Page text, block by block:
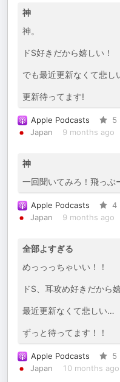
神
神。
ドS好きだから嬉しい！
でも最近更新なくて
更新待ってます!
Apple Podcasts 5
Japan
9 months ago
神
一回聞いてみろ！飛っぶ
Apple Podcasts 4
Japan
9 months ago
全部よすぎる
めっっっちゃいい！！
ドS、耳攻め好きだから
最近更新なくて悲しい…
ずっと待ってます！！
Apple Podcasts 5
Japan
10 months ago